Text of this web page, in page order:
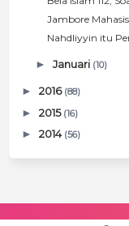
Jambore
Nahdliyyin itu
► Januari (10)
► 2016 (88)
► 2015 (16)
► 2014 (56)